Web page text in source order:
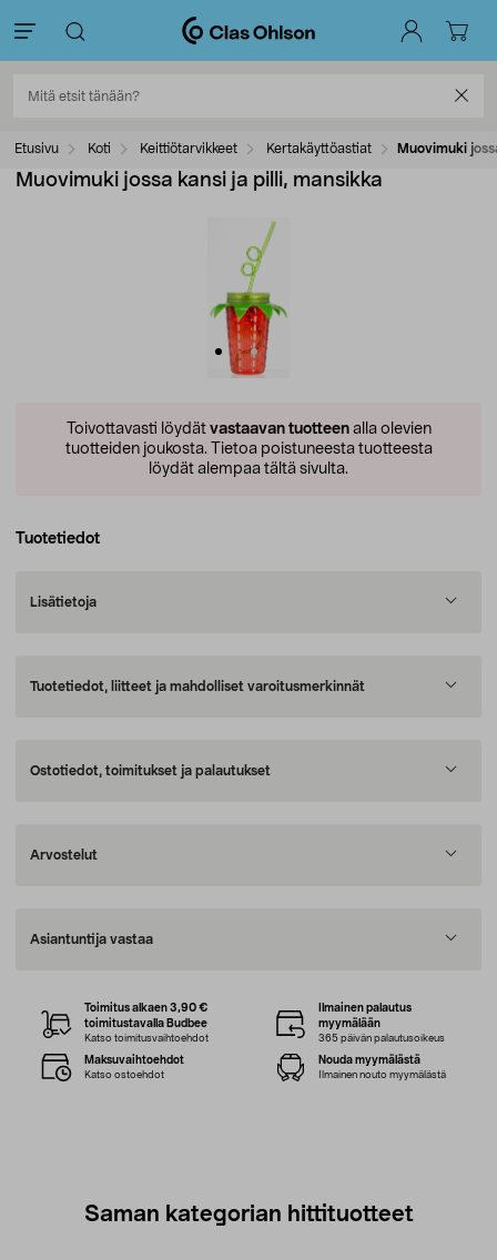
Etusivu Koti Keittiötarvikkeet Kertakäyttöastiat Muovimuki
Muovimuki jossa kansi ja pilli, mansikka
Toivottavasti löydät vastaavan tuotteenalla olevien
tuotteiden joukosta. Tietoa poistuneesta tuotteesta
löydät alempaa tältä sivulta.
Tuotetiedot
Lisätietoja
Tuotetiedot, liitteet ja mahdolliset varoitusmerkinnät
Ostotiedot, toimitukset ja palautukset
Arvostelut
Asiantuntija vastaa
Toimitus alkaen 3,90 €
toimitustavalla Budbee
Katso toimitusvaihtoehdot
Ilmainen palautus
myymälään
365 päivän palautusoikeus
Maksuvaihtoehdot
Katso ostoehdot
Nouda myymälästä
Ilmainen nouto myymälästä
Saman kategorian hittituotteet